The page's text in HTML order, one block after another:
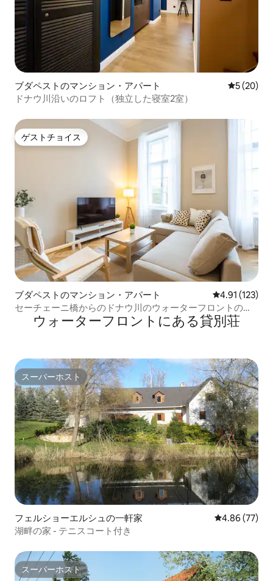
ブダペストのマンション・アパート レビュー
5 (20)
ドナウ川沿いのロフト（独立した寝室2室）
ゲストチョイス
ゲストチョイス
ブダペストのマンション・アパート レビュー123
4.91 (123)
セーチェーニ橋からのドナウ川のウォーターフロントの眺
ウォーターフロントにある貸別荘
スーパーホスト
スーパーホスト
フェルショーエルシュの一軒家 レビュー77
4.86 (77)
湖畔の家 - テニスコート付き
スーパーホスト
スーパーホスト